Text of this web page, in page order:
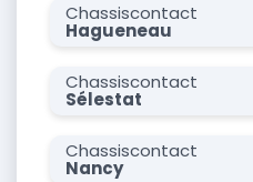
Chassiscontact
Hagueneau
Chassiscontact
Sélestat
Chassiscontact
Nancy